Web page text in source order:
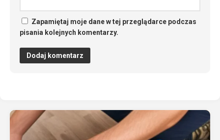
Zapamiętaj moje dane w tej przeglądarce podczas
pisania kolejnych komentarzy.